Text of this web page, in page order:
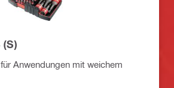
Anwendungen mit weichem